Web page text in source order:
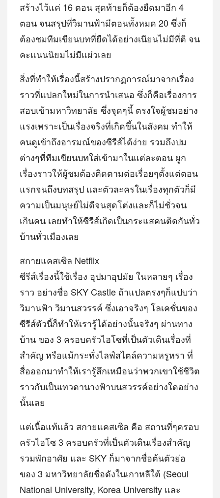
สร้างไว้แค่ 16 ตอน สุดท้ายก็ต้องยืดมาอีก 4
ตอน จนสรุปที่วิมานฟ้ามีตอนทั้งหมด 20 ซึ่งก็
ต้องชมทีมเขียนบทที่ยืดได้อย่างเนียนไม่มีที่ติ จน
คะแนนนิยมไม่มีแผ่วเลย
สิ่งที่ทำให้​เรื่องนี้สร้างปรากฏการณ์​มาจากเรื่อง
ราวที่แปลกใหม่ในการนำเสนอ​ ซึ่งก็คือเรื่องการ
สอบเข้ามหาวิทยาลั​ย​ ซึ่งจุดๆนี้​ ตรงใจผู้ชมอย่าง
แรง​เพราะเป็นเรื่องจริงที่เกิดขึ้นในสังคม​ ทำให้
คนดูเข้าถึงอารมณ์ของซีรีส์ได้ง่าย​ รวมถึงปม
ต่างๆที่ทีมเขียนบทใส่เข้ามาในแต่ละตอน​ ผูก
เรื่องราวให้ผู้ชมต้องติดตามต่อเรื่อย​ๆตั้งแต่ตอน
แรกจนถึงบทสรุป​ และตัวละครในเรื่องทุกตัวก็มี
ความเป็นมนุษ​ย์​ไม่ดีจนสุดโต่งและก็ไม่ชั่วจน
เกินคน​ เลยทำให้ซีรีส์เกิดเป็นกระแส​คนติดกันทั่ว
บ้านทั่วเมืองเลย
สกายแคสเซิล Netflix
ซีรีส์เรื่องนี้ใช้เรื่อง อุปมาอุปมัย ในหลายๆ เรื่อง
ราว อย่างชื่อ SKY Castle ถ้าแปลตรงๆก็แปบว่า
วิมานฟ้า วิมานสวรรค์ ซึ่งเอาจริงๆ โลเคชั่นของ
ซีรีส์ตัวนี้ก็ทำให้เรารู้ได้อย่างนั้นจริงๆ ผ่านทาง
บ้าน ของ 3 ครอบครัวไฮโซที่เป็นตัวเดินเรื่องที่
สำคัญ หรือแม้กระทั่งไลฟ์สไตล์ความหรูหรา ที่
สื่อออกมาทำให้เรารู้สึกเหมือนว่าพวกเขาใช้ชีวิต
ราวกับเป็นเทวดานางฟ้าบนสวรรค์อย่างใดอย่าง
นั้นเลย
แต่เนื้อแท้แล้ว สกายแคสเซิล คือ สถานที่ๆครอบ
ครัวไฮโซ 3 ครอบครัวที่เป็นตัวเดินเรื่องสำคัญ
รวมพักอาศัย และ SKY ก็มาจากชื่อต้นตัวย่อ
ของ 3 มหาวิทยาลัยชื่อดังในเกาหลีใต้ (Seoul
National University, Korea University และ